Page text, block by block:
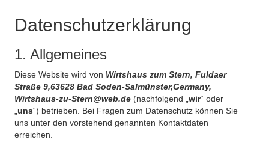
Datenschutzerklärung
1. Allgemeines
Diese Website wird von Wirtshaus zum Stern, Fuldaer
Straße 9,63628 Bad Soden-Salmünster,Germany,
Wirtshaus-zu-Stern@web.de (nachfolgend „ wir“ oder
uns“) betrieben. Bei Fragen zum Datenschutz können Sie
uns unter den vorstehend genannten Kontaktdaten
erreichen.